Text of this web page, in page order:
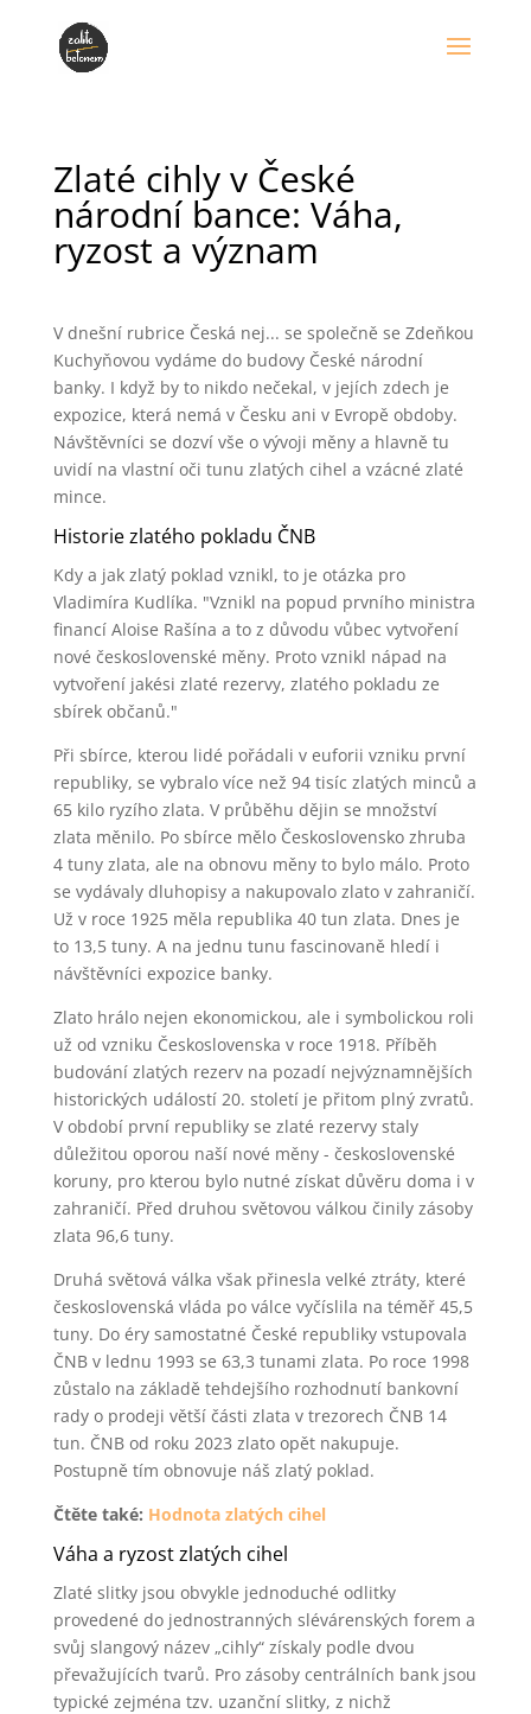
Zlaté cihly v České
národní bance: Váha,
ryzost a význam
V dnešní rubrice Česká nej... se společně se Zdeňkou
Kuchyňovou vydáme do budovy České národní
banky. I když by to nikdo nečekal, v jejích zdech je
expozice, která nemá v Česku ani v Evropě obdoby.
Návštěvníci se dozví vše o vývoji měny a hlavně tu
uvidí na vlastní oči tunu zlatých cihel a vzácné zlaté
mince.
Historie zlatého pokladu ČNB
Kdy a jak zlatý poklad vznikl, to je otázka pro
Vladimíra Kudlíka. "Vznikl na popud prvního ministra
financí Aloise Rašína a to z důvodu vůbec vytvoření
nové československé měny. Proto vznikl nápad na
vytvoření jakési zlaté rezervy, zlatého pokladu ze
sbírek občanů."
Při sbírce, kterou lidé pořádali v euforii vzniku první
republiky, se vybralo více než 94 tisíc zlatých minců a
65 kilo ryzího zlata. V průběhu dějin se množství
zlata měnilo. Po sbírce mělo Československo zhruba
4 tuny zlata, ale na obnovu měny to bylo málo. Proto
se vydávaly dluhopisy a nakupovalo zlato v zahraničí.
Už v roce 1925 měla republika 40 tun zlata. Dnes je
to 13,5 tuny. A na jednu tunu fascinovaně hledí i
návštěvníci expozice banky.
Zlato hrálo nejen ekonomickou, ale i symbolickou roli
už od vzniku Československa v roce 1918. Příběh
budování zlatých rezerv na pozadí nejvýznamnějších
historických událostí 20. století je přitom plný zvratů.
V období první republiky se zlaté rezervy staly
důležitou oporou naší nové měny - československé
koruny, pro kterou bylo nutné získat důvěru doma i v
zahraničí. Před druhou světovou válkou činily zásoby
zlata 96,6 tuny.
Druhá světová válka však přinesla velké ztráty, které
československá vláda po válce vyčíslila na téměř 45,5
tuny. Do éry samostatné České republiky vstupovala
ČNB v lednu 1993 se 63,3 tunami zlata. Po roce 1998
zůstalo na základě tehdejšího rozhodnutí bankovní
rady o prodeji větší části zlata v trezorech ČNB 14
tun. ČNB od roku 2023 zlato opět nakupuje.
Postupně tím obnovuje náš zlatý poklad.
Čtěte také: Hodnota zlatých cihel
Váha a ryzost zlatých cihel
Zlaté slitky jsou obvykle jednoduché odlitky
provedené do jednostranných slévárenských forem a
svůj slangový název „cihly“ získaly podle dvou
převažujících tvarů. Pro zásoby centrálních bank jsou
typické zejména tzv. uzanční slitky, z nichž